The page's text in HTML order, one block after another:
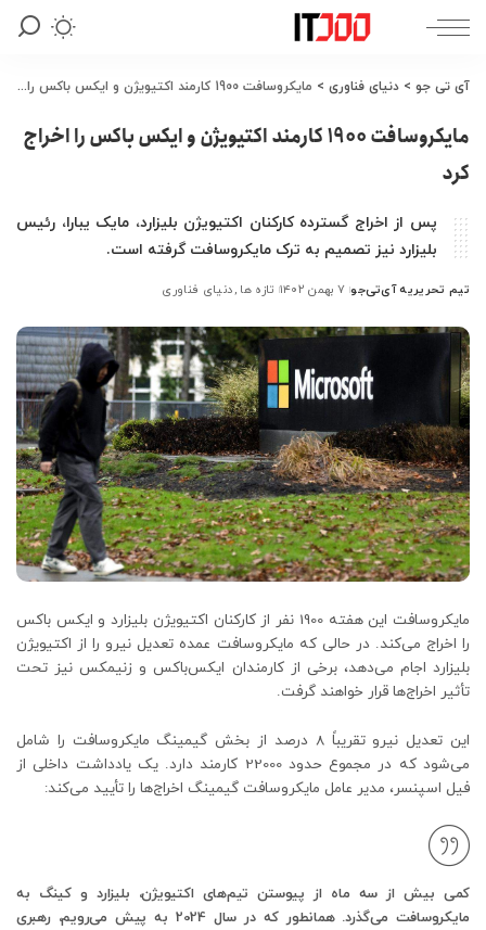
آی تی جو > دنیای فناوری > مایکروسافت 1900 کارمند اکتیویژن و ایکس باکس را اخراج کرد
مایکروسافت 1900 کارمند اکتیویژن و ایکس باکس را اخراج
کرد
پس از اخراج گسترده کارکنان اکتیویژن بلیزارد، مایک یبارا، رئیس
بلیزارد نیز تصمیم به ترک مایکروسافت گرفته است.
ارسال
توسط
تیم تحریریه آی‌تی‌جو ۷ بهمن ۱۴۰۲ تازه ها دنیای فناوری
مایکروسافت این هفته 1900 نفر از کارکنان اکتیویژن بلیزارد و ایکس باکس
را اخراج می‌کند. در حالی که مایکروسافت عمده تعدیل نیرو را از اکتیویژن
بلیزارد اجام می‌دهد، برخی از کارمندان ایکس‌باکس و زنیمکس نیز تحت
تأثیر اخراج‌ها قرار خواهند گرفت.
این تعدیل نیرو تقریباً 8 درصد از بخش گیمینگ مایکروسافت را شامل
می‌شود که در مجموع حدود 22000 کارمند دارد. یک یادداشت داخلی از
فیل اسپنسر، مدیر عامل مایکروسافت گیمینگ اخراج‌ها را تأیید می‌کند:
کمی بیش از سه ماه از پیوستن تیم‌های اکتیویژن، بلیزارد و کینگ به
مایکروسافت می‌گذرد. همانطور که در سال 2024 به پیش می‌رویم، رهبری